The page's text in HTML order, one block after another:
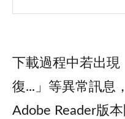
下載過程中若出
復...」等異常訊息
Adobe Reader版